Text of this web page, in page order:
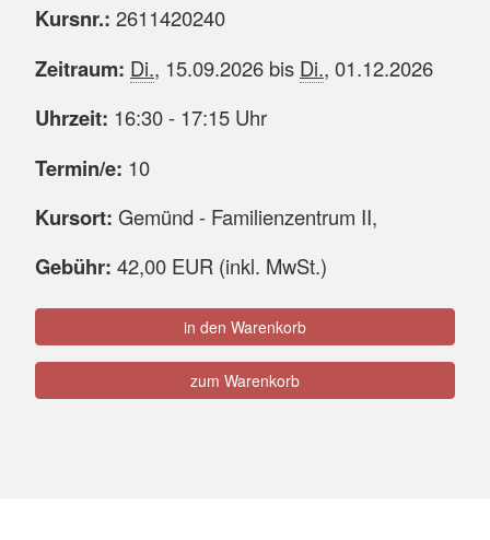
Kursnr.: 2611420240
Zeitraum: Di., 15.09.2026 bis Di., 01.12.2026
Uhrzeit: 16:30 - 17:15 Uhr
Termin/e: 10
Kursort: Gemünd - Familienzentrum II,
Gebühr: 42,00 EUR (inkl. MwSt.)
in den Warenkorb
zum Warenkorb